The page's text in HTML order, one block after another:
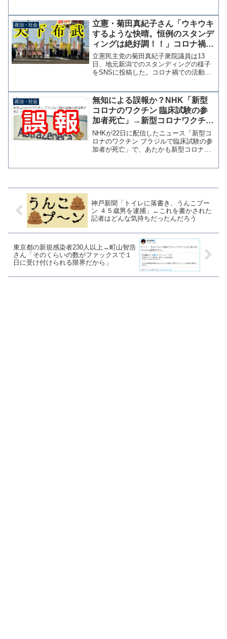
いろんなことで批判をされて、批判を恐
れて廃棄をしないよう有...
政治・社会
立憲・菊田真紀子さん「ウキウキ
するような快晴。恒例のスタンデ
ィングは絶好調！！」コロナ禍で
大集合
立憲民主党の菊田真紀子衆院議員は13
日、地元新潟でのスタンディングの様子
をSNSに投稿した。コロナ禍での活動自
か。 まるで戦国武将の出陣のように中
央でこぶしを振り上げている...
政治・社会
無知による誤報か？NHK「新型
コロナのワクチン 臨床試験の参
加者死亡」→新型コロナワクチン
で死亡の事実なし
NHKが22日に配信したニュース「新型コ
ロナのワクチン ブラジルで臨床試験の参
加者が死亡」で、あたかも新型コロナワ
神戸新聞「トイレに落書き、うんこプー
ン ４５歳男を逮捕」←これを書かされた
記者はどんな気持ちだったんだろう
東京都の新規感染者230人以上→町山智浩
さん「そのくらいの数がファックスで１
日に受け付けられる限界だから」